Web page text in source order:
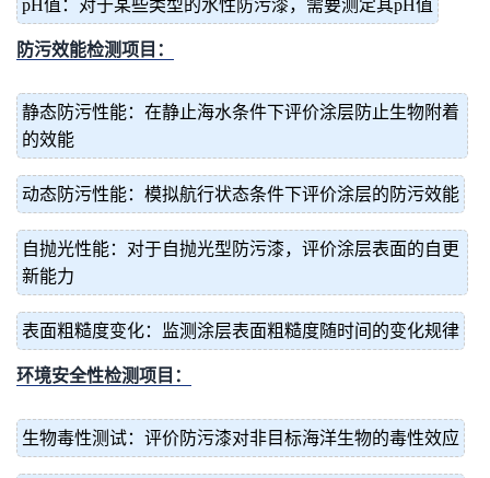
pH值：对于某些类型的水性防污漆，需要测定其pH值
防污效能检测项目：
静态防污性能：在静止海水条件下评价涂层防止生物附着
的效能
动态防污性能：模拟航行状态条件下评价涂层的防污效能
自抛光性能：对于自抛光型防污漆，评价涂层表面的自更
新能力
表面粗糙度变化：监测涂层表面粗糙度随时间的变化规律
环境安全性检测项目：
生物毒性测试：评价防污漆对非目标海洋生物的毒性效应